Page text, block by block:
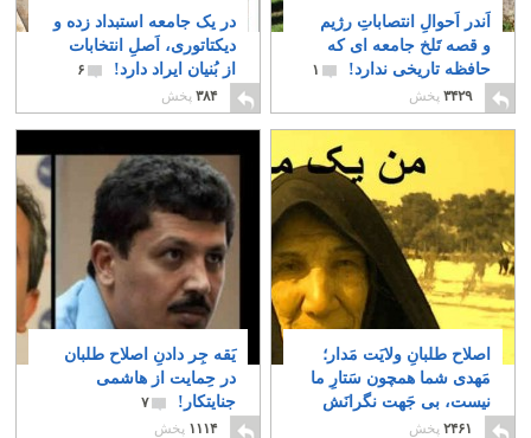
اَندر اَحوالِ انتصاباتِ رژیم
و قصه تَلخ جامعه ای که
حافظه تاریخی ندارد!
۱
۳۴۲۹ پخش
در یک جامعه استبداد زده و
دیکتاتوری، اَصلِ انتخابات
از بُنیان ایراد دارد!
۶
۳۸۴ پخش
اصلاح طلبانِ ولایَت مَدار؛
مَهدی شما همچون سَتارِ ما
نیست، بی جَهت نگرانَش
نَباشید!
۲۴۶۱ پخش
یَقه جِر دادنِ اصلاح طلبان
در حِمایت از هاشمی
جنایتکار!
۷
۱۱۱۴ پخش